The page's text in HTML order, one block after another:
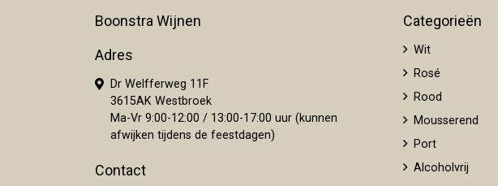
Boonstra Wijnen
Adres
Dr Welfferweg 11F
3615AK Westbroek
Ma-Vr 9:00-12:00 / 13:00-17:00 uur (kunnen
afwijken tijdens de feestdagen)
Contact
Categorieën
Wit
Rosé
Rood
Mousserend
Port
Alcoholvrij